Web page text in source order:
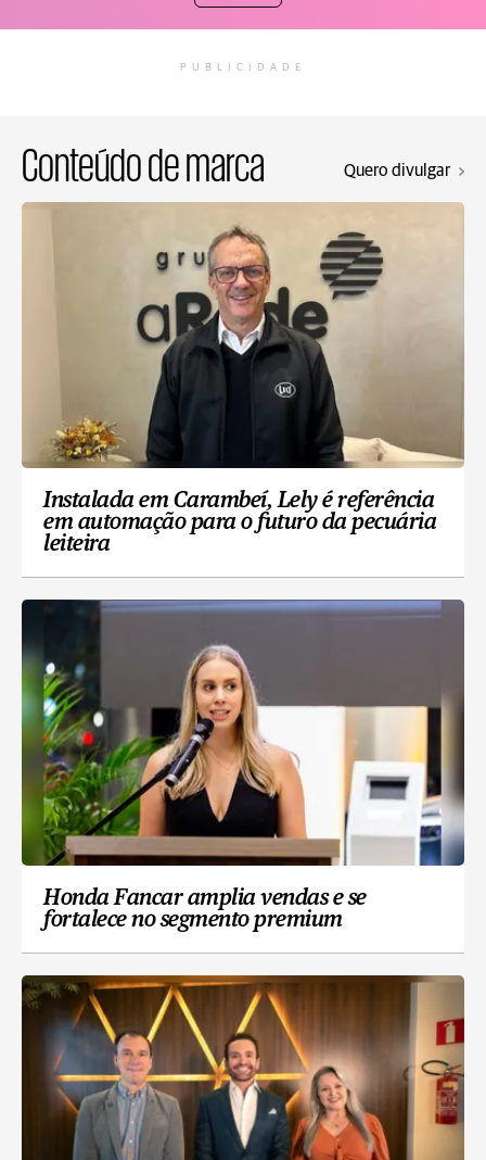
PUBLICIDADE
Conteúdo de marca Quero divulgar
Instalada em Carambeí, Lely é referência
em automação para o futuro da pecuária
leiteira
Honda Fancar amplia vendas e se
fortalece no segmento premium